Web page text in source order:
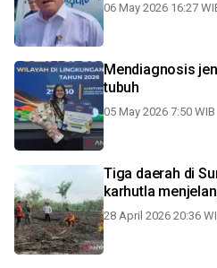
06 May 2026 16:27
Mendiagnosis
tubuh
05 May 2026 7:50 WIB
Tiga daerah di
karhutla
28 April 2026 20:36